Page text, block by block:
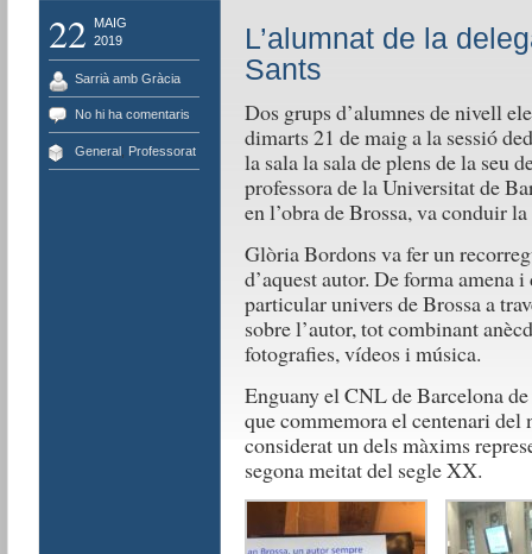
22
MAIG
2019
Sarrià amb Gràcia
No hi ha comentaris
General, Professorat
L’alumnat de la
Sants
Dos grups d’alumnes de nivell
dimarts 21 de maig a la sessió
la sala la sala de plens de la seu
professora de la Universitat de
en l’obra de Brossa, va conduir la
Glòria Bordons va fer un
d’aquest autor. De forma amena
particular univers de Brossa a
sobre l’autor, tot combinant
fotografies, vídeos i música.
Enguany el CNL de Barcelona
que commemora el centenari del
considerat un dels màxims
segona meitat del segle XX.